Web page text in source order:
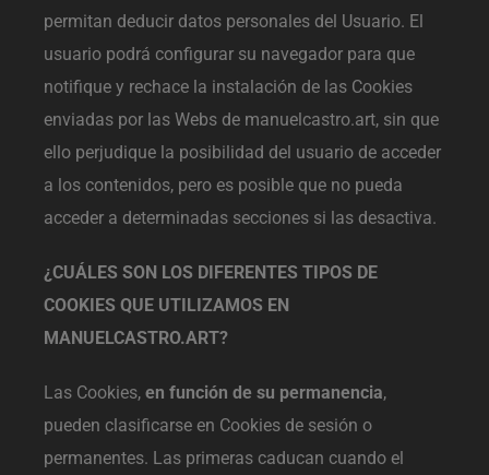
permitan deducir datos personales del Usuario. El
usuario podrá configurar su navegador para que
notifique y rechace la instalación de las Cookies
enviadas por las Webs de manuelcastro.art, sin que
ello perjudique la posibilidad del usuario de acceder
a los contenidos, pero es posible que no pueda
acceder a determinadas secciones si las desactiva.
¿CUÁLES SON LOS DIFERENTES TIPOS DE
COOKIES QUE UTILIZAMOS EN
MANUELCASTRO.ART?
Las Cookies, en función de su permanencia,
pueden clasificarse en Cookies de sesión o
permanentes. Las primeras caducan cuando el